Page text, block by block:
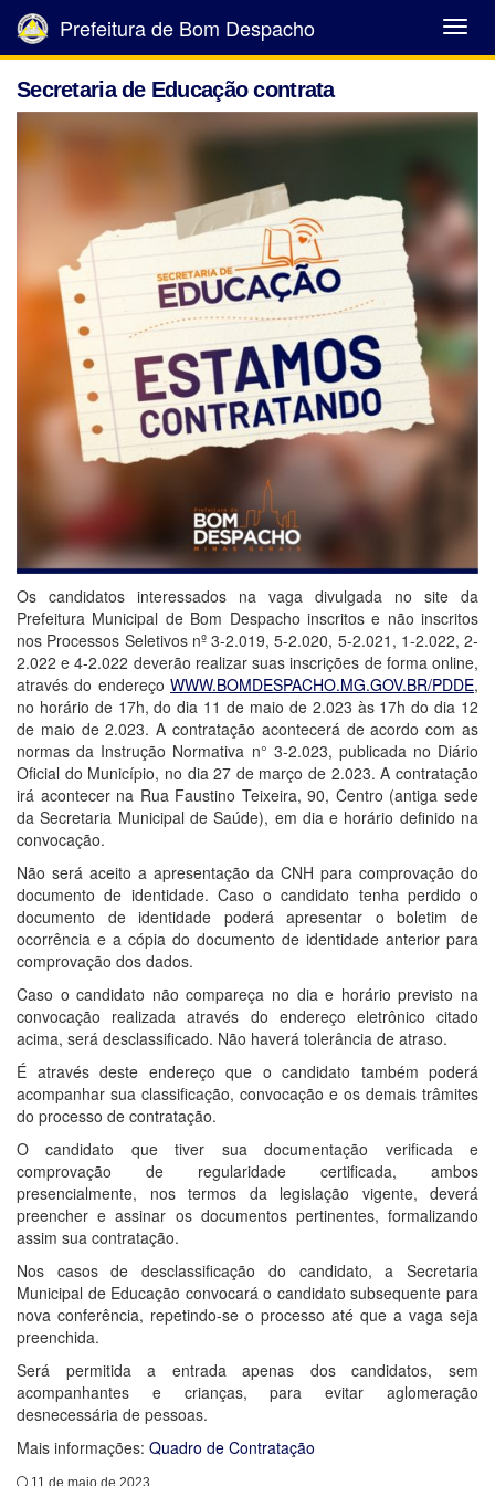
Abrir
Menu
Prefeitura de Bom Despacho
Secretaria de Educação contrata
Os candidatos interessados na vaga divulgada no site da
Prefeitura Municipal de Bom Despacho inscritos e não inscritos
nos Processos Seletivos nº 3-2.019, 5-2.020, 5-2.021, 1-2.022, 2-
2.022 e 4-2.022 deverão realizar suas inscrições de forma online,
através do endereço WWW.BOMDESPACHO.MG.GOV.BR/PDDE,
no horário de 17h, do dia 11 de maio de 2.023 às 17h do dia 12
de maio de 2.023. A contratação acontecerá de acordo com as
normas da Instrução Normativa n° 3-2.023, publicada no Diário
Oficial do Município, no dia 27 de março de 2.023. A contratação
irá acontecer na Rua Faustino Teixeira, 90, Centro (antiga sede
da Secretaria Municipal de Saúde), em dia e horário definido na
convocação.
Não será aceito a apresentação da CNH para comprovação do
documento de identidade. Caso o candidato tenha perdido o
documento de identidade poderá apresentar o boletim de
ocorrência e a cópia do documento de identidade anterior para
comprovação dos dados.
Caso o candidato não compareça no dia e horário previsto na
convocação realizada através do endereço eletrônico citado
acima, será desclassificado. Não haverá tolerância de atraso.
É através deste endereço que o candidato também poderá
acompanhar sua classificação, convocação e os demais trâmites
do processo de contratação.
O candidato que tiver sua documentação verificada e
comprovação de regularidade certificada, ambos
presencialmente, nos termos da legislação vigente, deverá
preencher e assinar os documentos pertinentes, formalizando
assim sua contratação.
Nos casos de desclassificação do candidato, a Secretaria
Municipal de Educação convocará o candidato subsequente para
nova conferência, repetindo-se o processo até que a vaga seja
preenchida.
Será permitida a entrada apenas dos candidatos, sem
acompanhantes e crianças, para evitar aglomeração
desnecessária de pessoas.
Mais informações: Quadro de Contratação
11 de maio de 2023